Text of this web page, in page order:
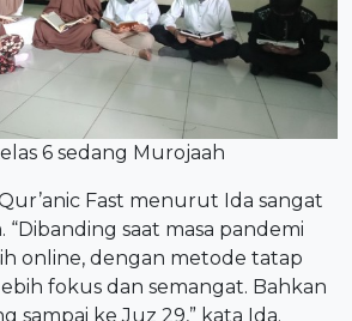
6 sedang Murojaah
Fast menurut Ida sangat
saat masa pandemi
online, dengan metode tatap
fokus dan semangat. Bahkan
sampai ke Juz 29,” kata Ida.